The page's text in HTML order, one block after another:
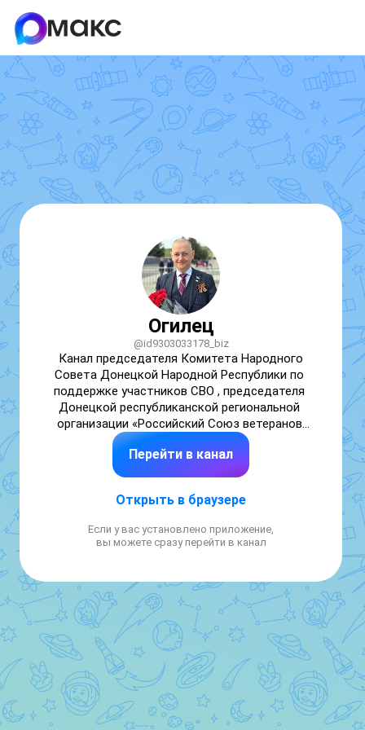
Огилец
@id9303033178_biz
Канал председателя Комитета Народного
Совета Донецкой Народной Республики по
поддержке участников СВО , председателя
Донецкой республиканской региональной
организации «Российский Союз ветеранов
Афганистана и специальных военных
операций» Огильца Дмитрия.
Перейти в канал
Открыть в браузере
Если у вас установлено приложение,
вы можете сразу перейти в канал